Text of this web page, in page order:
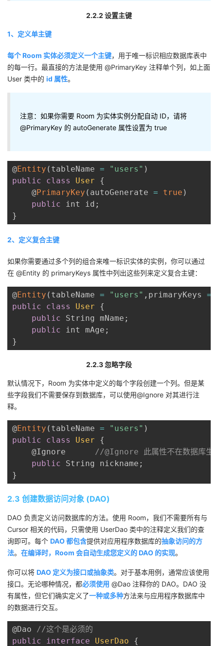
2.2.2 设置主键
1、定义单主键
每个 Room 实体必须定义一个主键，用于唯一标识相应数据库表中
的每一行。最直接的方法是使用 @PrimaryKey 注释单个列，如上面
User 类中的 id 属性。
注意：如果你需要 Room 为实体实例分配自动 ID，请将
@PrimaryKey 的 autoGenerate 属性设置为 true
@Entity ( tableName = "users" )
public
class User
{
    @
PrimaryKey ( autoGenerate = true )
public int id ;
}
2、定义复合主键
如果你需要通过多个列的组合来唯一标识实体的实例，你可以通过
在 @Entity 的 primaryKeys 属性中列出这些列来定义复合主键：
@Entity ( tableName = "users" , primaryKeys =
public
class User
{
public String mName ;
public int mAge ;
}
2.2.3 忽略字段
默认情况下，Room 为实体中定义的每个字段创建一个列。但是某
些字段我们不需要保存到数据库，可以使用@Ignore 对其进行注
释。
@Entity ( tableName = "users" )
public
class User
{
    @Ignore
//@Ignore 此属性不在数据库生
public String nickname ;
}
2.3 创建数据访问对象 (DAO)
DAO 负责定义访问数据库的方法。使用 Room，我们不需要所有与
Cursor 相关的代码，只需使用 UserDao 类中的注释定义我们的查
询即可。每个 DAO 都包含提供对应用程序数据库的抽象访问的方
法。 在编译时，Room 会自动生成您定义的 DAO 的实现。
你可以将 DAO 定义为接口或抽象类。对于基本用例，通常应该使用
接口。无论哪种情况，都必须使用 @Dao 注释你的 DAO。DAO 没
有属性，但它们确实定义了一种或多种方法来与应用程序数据库中
的数据进行交互。
@Dao //这个是必须的
public
interface UserDao
{